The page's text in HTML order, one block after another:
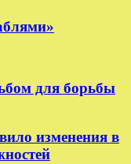
для борьбы
изменения в